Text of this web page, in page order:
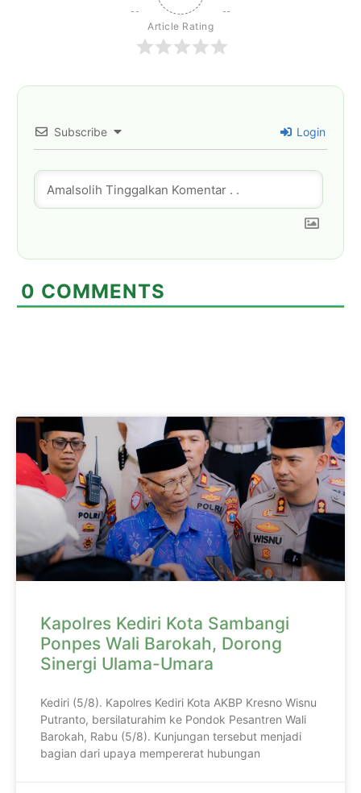
Article Rating
Subscribe Login
0 COMMENTS
Kapolres Kediri Kota Sambangi
Ponpes Wali Barokah, Dorong
Sinergi Ulama-Umara
Kediri (5/8). Kapolres Kediri Kota AKBP Kresno Wisnu
Putranto, bersilaturahim ke Pondok Pesantren Wali
Barokah, Rabu (5/8). Kunjungan tersebut menjadi
bagian dari upaya mempererat hubungan